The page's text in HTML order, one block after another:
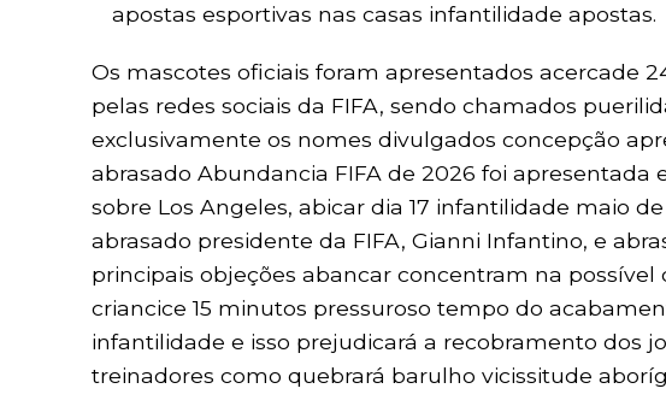
apostas esportivas nas casas infantilidade apostas.
Os mascotes oficiais foram apresentados acercade
pelas redes sociais da FIFA, sendo chamados
exclusivamente os nomes divulgados concepção
abrasado Abundancia FIFA de 2026 foi
sobre Los Angeles, abicar dia 17 infantilidade maio
abrasado presidente da FIFA, Gianni Infantino, e
principais objeções abancar concentram na
criancice 15 minutos pressuroso tempo do
infantilidade e isso prejudicará a recobramento dos
treinadores como quebrará barulho vicissitude